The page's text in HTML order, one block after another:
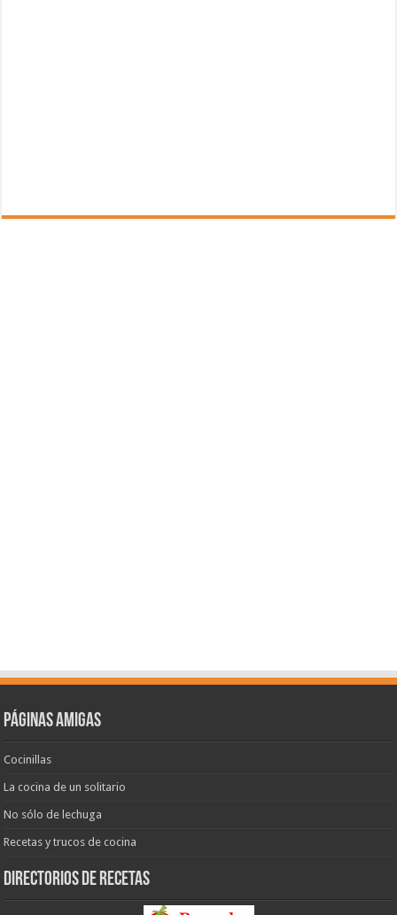
Páginas amigas
Cocinillas
La cocina de un solitario
No sólo de lechuga
Recetas y trucos de cocina
Directorios de recetas